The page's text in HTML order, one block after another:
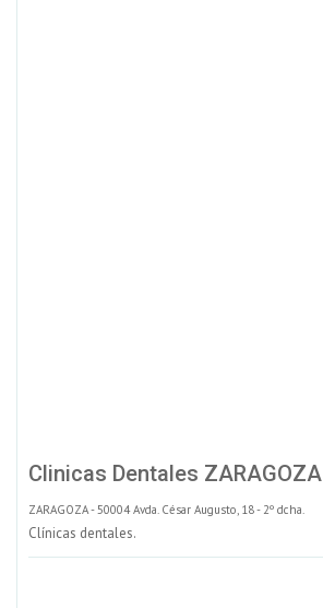
Clinicas Dentales ZARAGOZA
ZARAGOZA - 50004 Avda. César Augusto, 18 - 2º dcha.
Clínicas dentales.